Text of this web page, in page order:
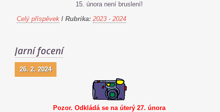
15. února není bruslení!
Celý příspěvek / Rubrika: 2023 - 2024
Jarní focení
26. 2. 2024
Pozor. Odkládá se na úterý 27. února